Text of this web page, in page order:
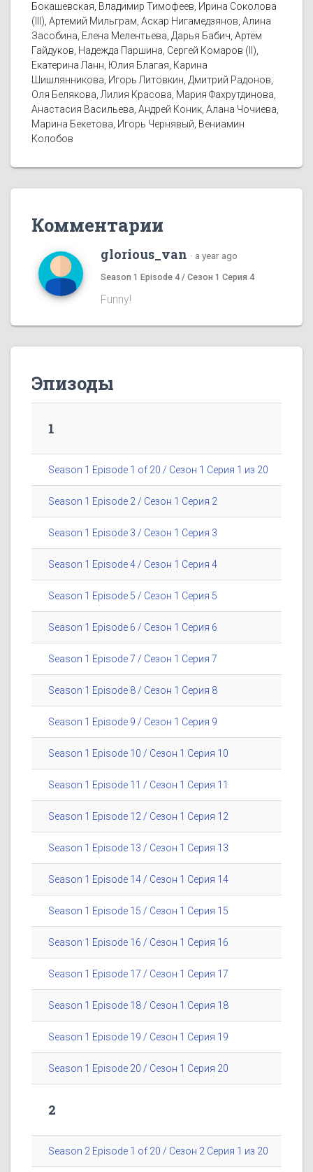
Бокашевская, Владимир Тимофеев, Ирина Соколова
(III), Артемий Мильграм, Аскар Нигамедзянов, Алина
Засобина, Елена Мелентьева, Дарья Бабич, Артём
Гайдуков, Надежда Паршина, Сергей Комаров (II),
Екатерина Ланн, Юлия Благая, Карина
Шишлянникова, Игорь Литовкин, Дмитрий Радонов,
Оля Белякова, Лилия Красова, Мария Фахрутдинова,
Анастасия Васильева, Андрей Коник, Алана Чочиева,
Марина Бекетова, Игорь Чернявый, Вениамин
Колобов
Комментарии
glorious_van · a year ago
Season 1 Episode 4 / Сезон 1 Серия 4
Funny!
Эпизоды
1
Season 1 Episode 1 of 20 / Сезон 1 Серия 1 из 20
Season 1 Episode 2 / Сезон 1 Серия 2
Season 1 Episode 3 / Сезон 1 Серия 3
Season 1 Episode 4 / Сезон 1 Серия 4
Season 1 Episode 5 / Сезон 1 Серия 5
Season 1 Episode 6 / Сезон 1 Серия 6
Season 1 Episode 7 / Сезон 1 Серия 7
Season 1 Episode 8 / Сезон 1 Серия 8
Season 1 Episode 9 / Сезон 1 Серия 9
Season 1 Episode 10 / Сезон 1 Серия 10
Season 1 Episode 11 / Сезон 1 Серия 11
Season 1 Episode 12 / Сезон 1 Серия 12
Season 1 Episode 13 / Сезон 1 Серия 13
Season 1 Episode 14 / Сезон 1 Серия 14
Season 1 Episode 15 / Сезон 1 Серия 15
Season 1 Episode 16 / Сезон 1 Серия 16
Season 1 Episode 17 / Сезон 1 Серия 17
Season 1 Episode 18 / Сезон 1 Серия 18
Season 1 Episode 19 / Сезон 1 Серия 19
Season 1 Episode 20 / Сезон 1 Серия 20
2
Season 2 Episode 1 of 20 / Сезон 2 Серия 1 из 20